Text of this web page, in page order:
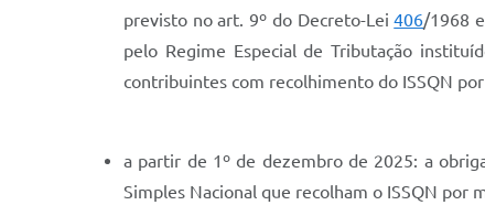
previsto no art. 9º do Decreto-Lei406/1968
pelo Regime Especial de Tributação
contribuintes com recolhimento do ISSQN
a partir de 1º de dezembro de 2025: a
Simples Nacional que recolham o ISSQN por